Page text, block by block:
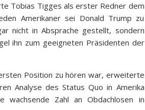
Tobias Tigges als erster Redner dem
Amerikaner sei Donald Trump zu
nicht in Absprache gestellt, sondern
ihn zum geeigneten Präsidenten der
Position zu hören war, erweiterte
Analyse des Status Quo in Amerika
wachsende Zahl an Obdachlosen in